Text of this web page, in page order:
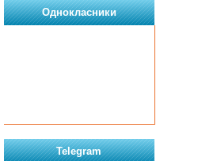
Однокласники
Telegram